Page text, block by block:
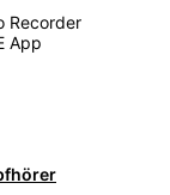
Recorder
App